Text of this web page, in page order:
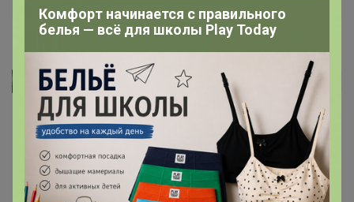
SNA1503 Автор уже получил заказ!
Хорошее сбалансированное удобрение!!!
Комфорт начинается с правильного
белья — всё для школы Play Today